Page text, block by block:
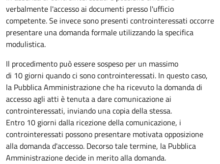
verbalmente l'accesso ai documenti presso l'ufficio
competente. Se invece sono presenti controinteressati occorre
presentare una domanda formale utilizzando la specifica
modulistica.
Il procedimento può essere sospeso per un massimo
di 10 giorni quando ci sono controinteressati. In questo caso,
la Pubblica Amministrazione che ha ricevuto la domanda di
accesso agli atti è tenuta a dare comunicazione ai
controinteressati, inviando una copia della stessa.
Entro 10 giorni dalla ricezione della comunicazione, i
controinteressati possono presentare motivata opposizione
alla domanda d'accesso. Decorso tale termine, la Pubblica
Amministrazione decide in merito alla domanda.